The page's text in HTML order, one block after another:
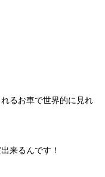
るお車で世界的に見れ
来るんです！